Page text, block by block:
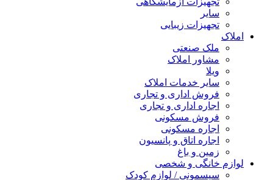
سایر
تجهیزات زیبایی
املاک
ملک صنعتی
مشاور املاک
ویلا
سایر خدمات املاک
فروش اداری و تجاری
اجاره اداری و تجاری
فروش مسکونی
اجاره مسکونی
اجاره اتاق و پانسیون
زمین و باغ
لوازم خانگی و شخصی
سیسمونی / لوازم کودک